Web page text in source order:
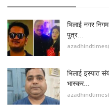
भिलाई नगर
पुत्र...
भिलाई इस्पात
भास्कर...